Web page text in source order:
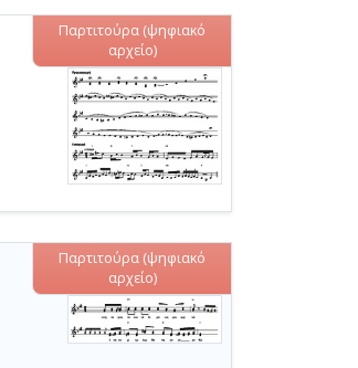
Παρτιτούρα (ψηφιακό
αρχείο)
Παρτιτούρα (ψηφιακό
αρχείο)